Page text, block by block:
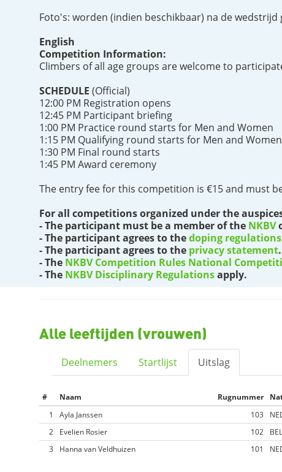
Foto's: worden (indien beschikbaar) na de wedstrijd
English
Competition Information:
Climbers of all age groups are welcome to
SCHEDULE (Official)
12:00 PM Registration opens
12:45 PM Participant briefing
1:00 PM Practice round starts for Men and Women
1:15 PM Qualifying round starts for Men and Women
1:30 PM Final round starts
1:45 PM Award ceremony
The entry fee for this competition is €15 and must
For all competitions organized under the
- The participant must be a member of the NKBV
- The participant agrees to thedoping regulations
- The participant agrees to the privacy statement.
- The NKBV Competition Rules National
- The NKBV Disciplinary Regulationsapply.
Alle leeftijden (vrouwen)
Deelnemers Startlijst Uitslag
# Naam Rugnummer
1
Ayla Janssen 103
2
Evelien Rosier 102 BEL
3
Hanna van Veldhuizen 101